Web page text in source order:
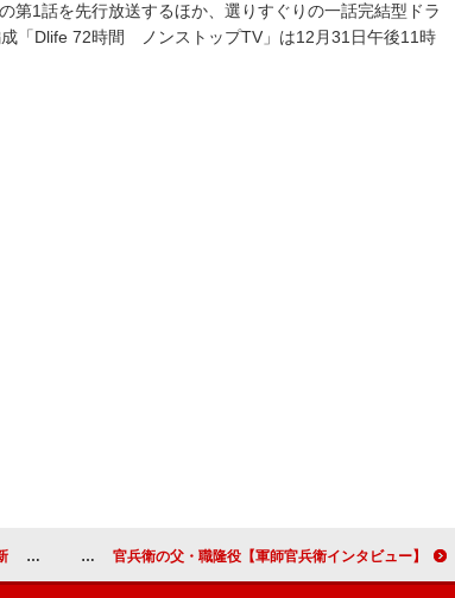
第1話を先行放送するほか、選りすぐりの一話完結型ドラ
「Dlife 72時間 ノンストップTV」は12月31日午後11時
挑戦 【軍師官兵衛インタビュー】柴田恭兵、「岡田准一くんは美しい」 官兵衛の父・職隆役